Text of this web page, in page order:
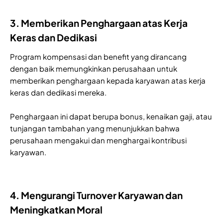
3. Memberikan Penghargaan atas Kerja
Keras dan Dedikasi
Program kompensasi dan benefit yang dirancang
dengan baik memungkinkan perusahaan untuk
memberikan penghargaan kepada karyawan atas kerja
keras dan dedikasi mereka.
Penghargaan ini dapat berupa bonus, kenaikan gaji, atau
tunjangan tambahan yang menunjukkan bahwa
perusahaan mengakui dan menghargai kontribusi
karyawan.
4. Mengurangi Turnover Karyawan dan
Meningkatkan Moral